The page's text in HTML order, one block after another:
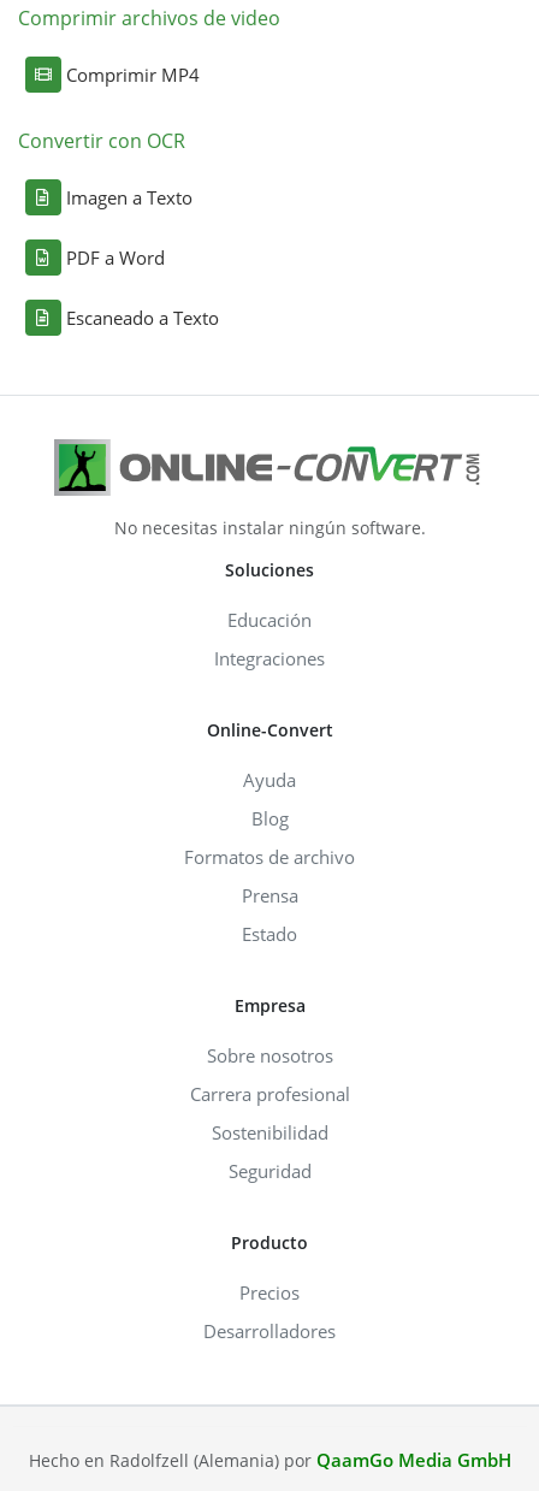
Comprimir archivos de video
Comprimir MP4
Convertir con OCR
Imagen a Texto
PDF a Word
Escaneado a Texto
No necesitas instalar ningún software.
Soluciones
Educación
Integraciones
Online-Convert
Ayuda
Blog
Formatos de archivo
Prensa
Estado
Empresa
Sobre nosotros
Carrera profesional
Sostenibilidad
Seguridad
Producto
Precios
Desarrolladores
Hecho en Radolfzell (Alemania) por QaamGo Media GmbH